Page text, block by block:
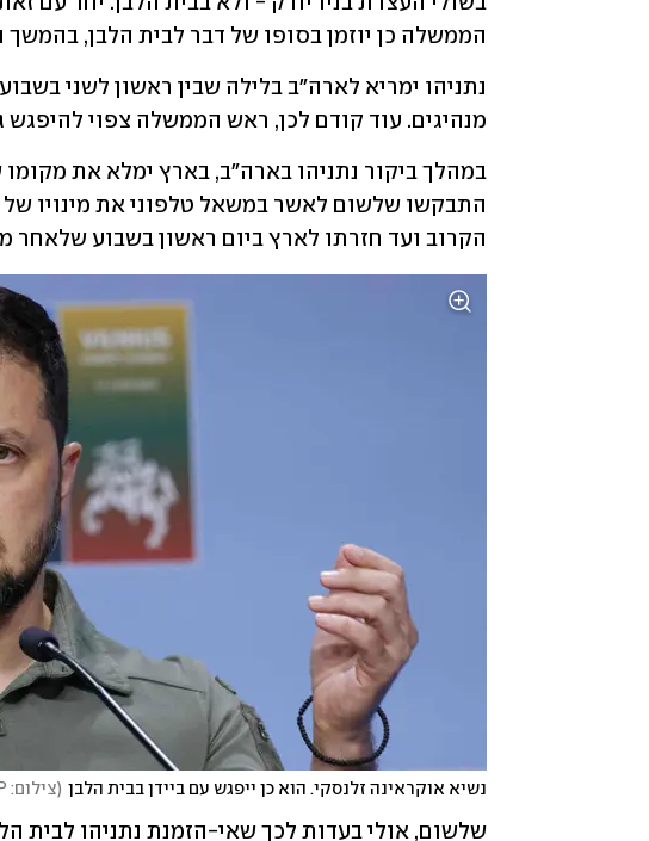
הממשלה כן יוזמן בסופו של דבר לבית הלבן, בהמשך
מנהיגים. עוד קודם לכן, ראש הממשלה צפוי
במהלך ביקור נתניהו בארה"ב, בארץ ימלא את
הקרוב ועד חזרתו לארץ ביום ראשון בשבוע שלאחר
נשיא אוקראינה זלנסקי. הוא כן ייפגש עם ביידן בבית הלבן (צילום: LUDOVIC MARIN / AFP